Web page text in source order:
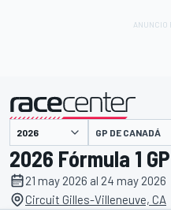
GP DE CANADÁ
2026 Fórmula 1
21 may 2026 al 24 may 2026
Circuit Gilles-Villeneuve, CA